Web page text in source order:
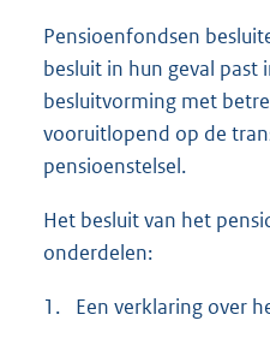
Pensioenfondsen
besluit in hun geval past
besluitvorming met
vooruitlopend op de
pensioenstelsel.
Het besluit van het
onderdelen:
1. Een verklaring over